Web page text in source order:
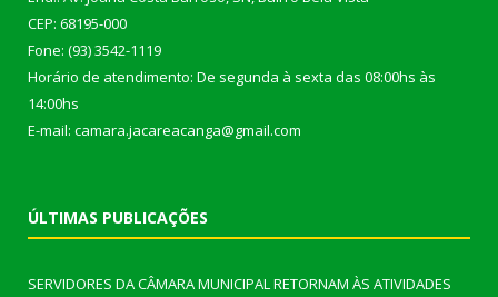
CEP: 68195-000
Fone: (93) 3542-1119
Horário de atendimento: De segunda à sexta das 08:00hs às
14:00hs
E-mail: camara.jacareacanga@gmail.com
ÚLTIMAS PUBLICAÇÕES
SERVIDORES DA CÂMARA MUNICIPAL RETORNAM ÀS ATIVIDADES